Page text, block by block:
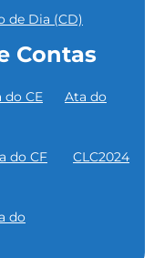
de Dia (CD)
Contas
do CE
Ata do
do CF
CLC2024
do